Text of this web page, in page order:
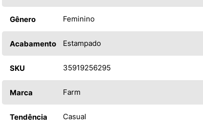
Gênero Feminino
Acabamento Estampado
SKU 35919256295
Marca Farm
Tendência Casual